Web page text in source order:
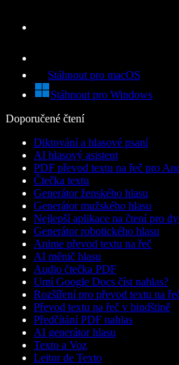
Stáhnout pro macOS
Stáhnout pro Windows
Doporučené čtení
Diktování a hlasové psaní
AI hlasový asistent
PDF převod textu na řeč pro
Čtečka textu
Generátor ženského hlasu
Generátor mužského hlasu
Nejlepší aplikace na čtení pro
Generátor robotického hlasu
Anime převod textu na řeč
AI měnič hlasu
Audio čtečka PDF
Umí Google Docs číst nahlas?
Rozšíření pro převod textu na
Převod textu na řeč v hindštině
Předčítání PDF nahlas
AI generátor hlasu
Texto a Voz
Leitor de Texto